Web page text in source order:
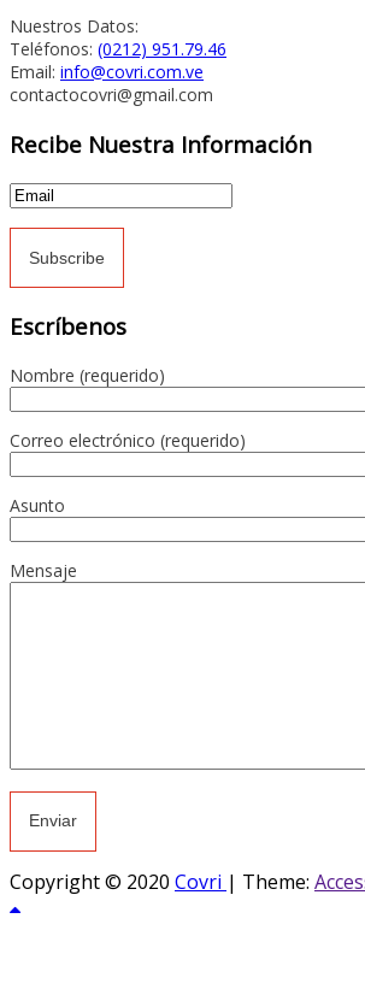
Nuestros Datos:
Teléfonos: (0212) 951.79.46
Email: info@covri.com.ve
contactocovri@gmail.com
Recibe Nuestra Información
Escríbenos
Nombre (requerido)
Correo electrónico (requerido)
Asunto
Mensaje
Copyright © 2020 Covri | Theme: